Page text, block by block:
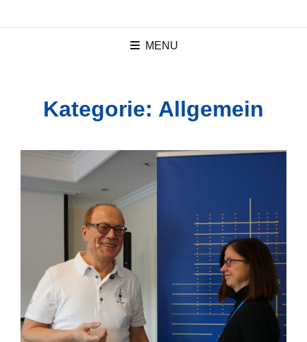
MENU
Kategorie: Allgemein